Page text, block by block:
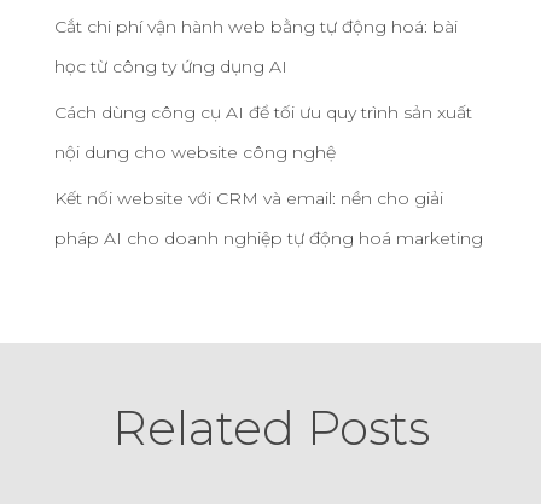
Cắt chi phí vận hành web bằng tự động hoá: bài
học từ công ty ứng dụng AI
Cách dùng công cụ AI để tối ưu quy trình sản xuất
nội dung cho website công nghệ
Kết nối website với CRM và email: nền cho giải
pháp AI cho doanh nghiệp tự động hoá marketing
Related Posts